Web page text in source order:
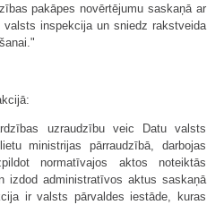
pakāpes novērtējumu saskaņā ar
inspekcija un sniedz rakstveida
uzraudzību veic Datu valsts
ministrijas pārraudzībā, darbojas
normatīvajos aktos noteiktās
izdod administratīvos aktus saskaņā
ir valsts pārvaldes iestāde, kuras